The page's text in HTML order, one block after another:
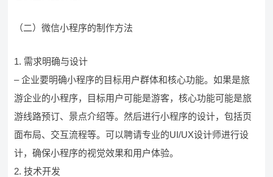
（二）微信小程序的制作方法
1. 需求明确与设计
– 企业要明确小程序的目标用户群体和核心功能。如果是旅
游企业的小程序，目标用户可能是游客，核心功能可能是旅
游线路预订、景点介绍等。然后进行小程序的设计，包括页
面布局、交互流程等。可以聘请专业的UI/UX设计师进行设
计，确保小程序的视觉效果和用户体验。
2. 技术开发